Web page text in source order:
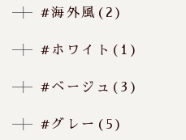
#海外風(2)
#ホワイト(1)
#ベージュ(3)
#グレー(5)